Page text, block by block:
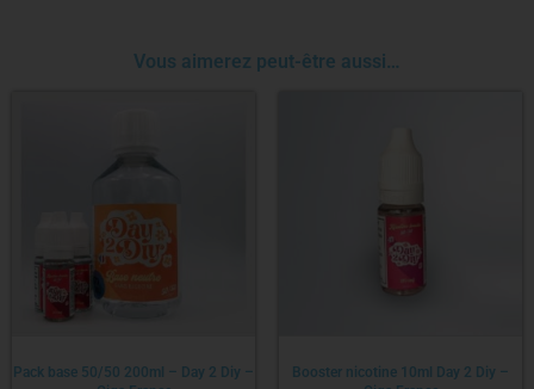
Vous aimerez peut-être aussi…
Pack base 50/50 200ml – Day 2 Diy –
Booster nicotine 10ml Day 2 Diy –